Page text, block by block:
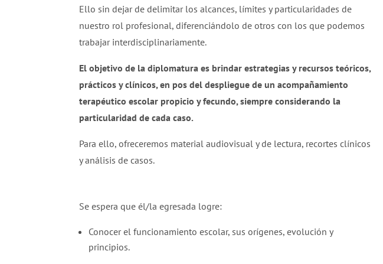
Ello sin dejar de delimitar los alcances, límites y particularidades de
nuestro rol profesional, diferenciándolo de otros con los que podemos
trabajar interdisciplinariamente.
El objetivo de la diplomatura es brindar estrategias y recursos teóricos,
prácticos y clínicos, en pos del despliegue de un acompañamiento
terapéutico escolar propicio y fecundo, siempre considerando la
particularidad de cada caso.
Para ello, ofreceremos material audiovisual y de lectura, recortes clínicos
y análisis de casos.
Se espera que él/la egresada logre:
Conocer el funcionamiento escolar, sus orígenes, evolución y
principios.